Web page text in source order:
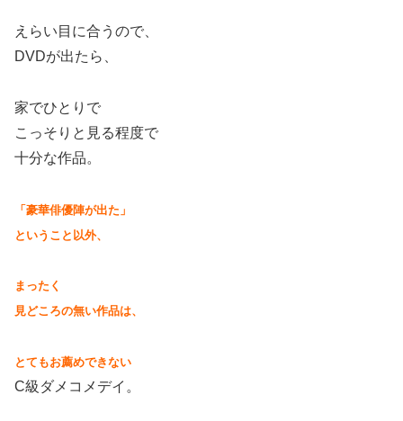
えらい目に合うので、
DVDが出たら、
家でひとりで
こっそりと見る程度で
十分な作品。
「豪華俳優陣が出た」
ということ以外、
まったく
見どころの無い作品は、
とてもお薦めできない
C級ダメコメデイ。